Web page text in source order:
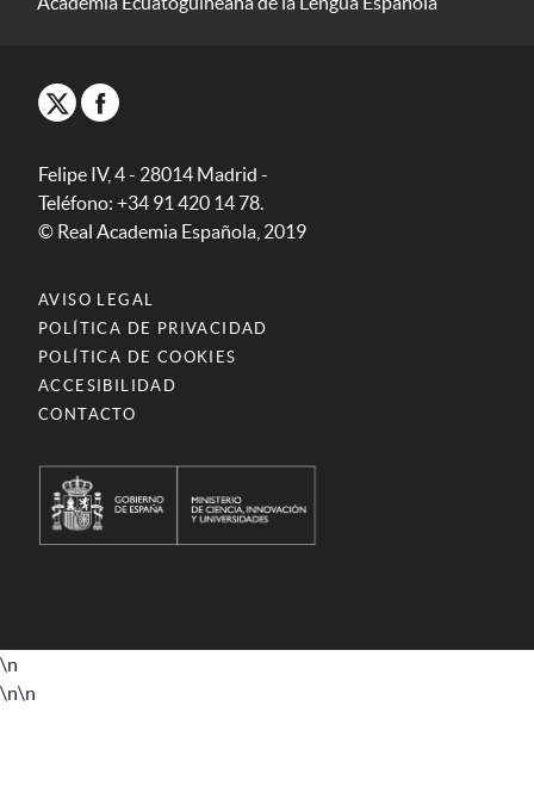
Felipe IV, 4 - 28014 Madrid -
Teléfono: +34 91 420 14 78.
© Real Academia Española, 2019
AVISO LEGAL
POLÍTICA DE PRIVACIDAD
POLÍTICA DE COOKIES
ACCESIBILIDAD
CONTACTO
\n
\n\n